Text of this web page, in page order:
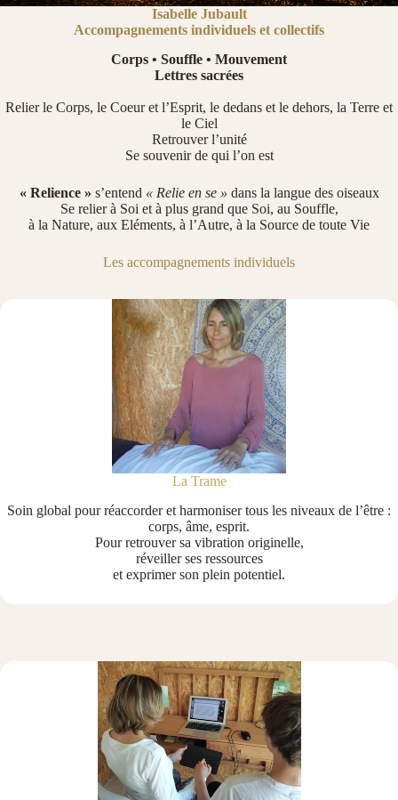
Isabelle Jubault
Accompagnements individuels et collectifs
Corps • Souffle • Mouvement
Lettres sacrées
Relier le Corps, le Coeur et l’Esprit, le dedans et le dehors, la Terre et
le Ciel
Retrouver l’unité
Se souvenir de qui l’on est
« Relience » s’entend « Relie en se » dans la langue des oiseaux
Se relier à Soi et à plus grand que Soi, au Souffle,
à la Nature, aux Eléments, à l’Autre, à la Source de toute Vie
Les accompagnements individuels
La Trame
Soin global pour réaccorder et harmoniser tous les niveaux de l’être :
corps, âme, esprit.
Pour retrouver sa vibration originelle,
réveiller ses ressources
et exprimer son plein potentiel.